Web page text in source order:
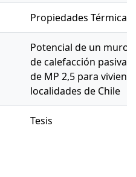
Propiedades Térmicas
Potencial de un muro
de calefacción pasiva
de MP 2,5 para
localidades de Chile
Tesis